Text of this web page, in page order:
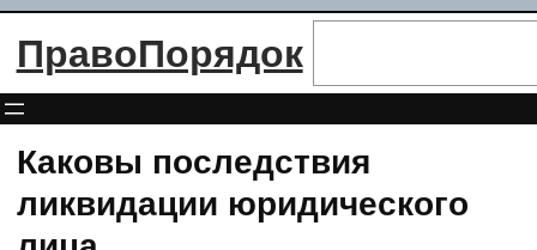
Перейти
ПравоПорядок
Каковы последствия
ликвидации юридического